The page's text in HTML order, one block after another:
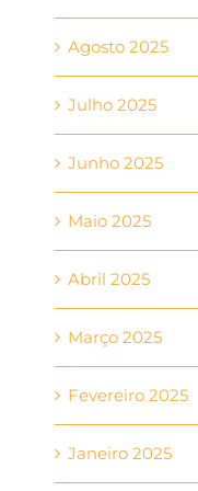
Agosto 2025
Julho 2025
Junho 2025
Maio 2025
Abril 2025
Março 2025
Fevereiro 2025
Janeiro 2025